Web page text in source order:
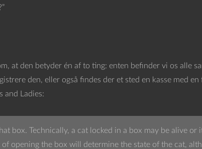
at den betyder én af to ting: enten befinder vi os alle
den, eller også findes der et sted en kasse med
and Ladies:
box. Technically, a cat locked in a box may be alive or
opening the box will determine the state of the cat,